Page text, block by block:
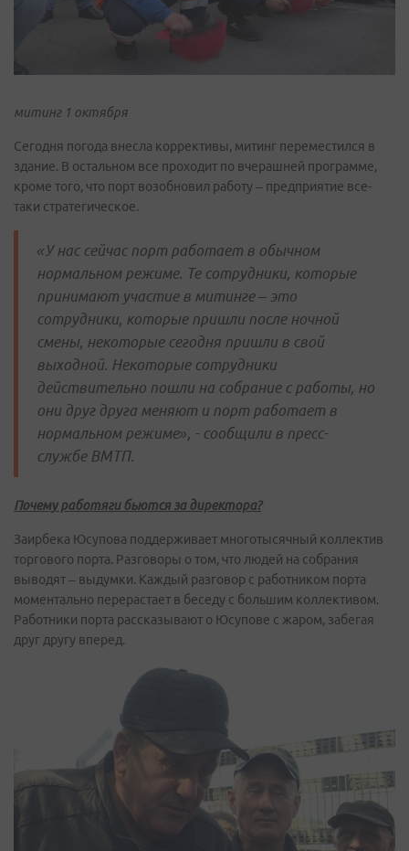
митинг 1 октября
Сегодня погода внесла коррективы, митинг переместился в
здание. В остальном все проходит по вчерашней программе,
кроме того, что порт возобновил работу – предприятие все-
таки стратегическое.
«У нас сейчас порт работает в обычном
нормальном режиме. Те сотрудники, которые
принимают участие в митинге – это
сотрудники, которые пришли после ночной
смены, некоторые сегодня пришли в свой
выходной. Некоторые сотрудники
действительно пошли на собрание с работы, но
они друг друга меняют и порт работает в
нормальном режиме», - сообщили в пресс-
службе ВМТП.
Почему работяги бьются за директора?
Заирбека Юсупова поддерживает многотысячный коллектив
торгового порта. Разговоры о том, что людей на собрания
выводят – выдумки. Каждый разговор с работником порта
моментально перерастает в беседу с большим коллективом.
Работники порта рассказывают о Юсупове с жаром, забегая
друг другу вперед.